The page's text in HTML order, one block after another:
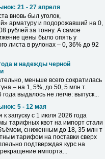
21 - 27 апреля
вновь был уголок,
арматуру и подорожавший на 0,
рублей за тонну. А самое
цены было опять у
листа в рулонах – 0, 36% до 92
и надежды черной
меньше всего сократилась
– на 1, 5%, до 50, 5 млн т.
выдалось не легче: выпуск...
5 - 12 мая
к запуску с 1 июля 2026 года
тарифных квот на импорт стали
сниженным до 18, 35 млн т
тарифом на поставки сверх
подтверждая курс на
импорта...